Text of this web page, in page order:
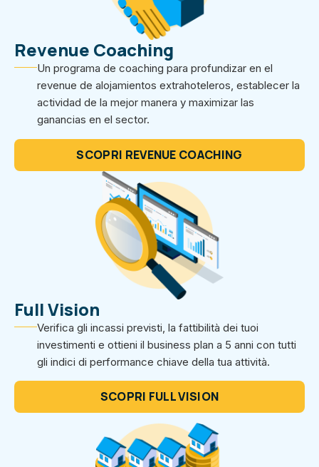
Revenue Coaching
Un programa de coaching para profundizar en el
revenue de alojamientos extrahoteleros, establecer la
actividad de la mejor manera y maximizar las
ganancias en el sector.
SCOPRI REVENUE COACHING
Full Vision
Verifica gli incassi previsti, la fattibilità dei tuoi
investimenti e ottieni il business plan a 5 anni con tutti
gli indici di performance chiave della tua attività.
SCOPRI FULL VISION